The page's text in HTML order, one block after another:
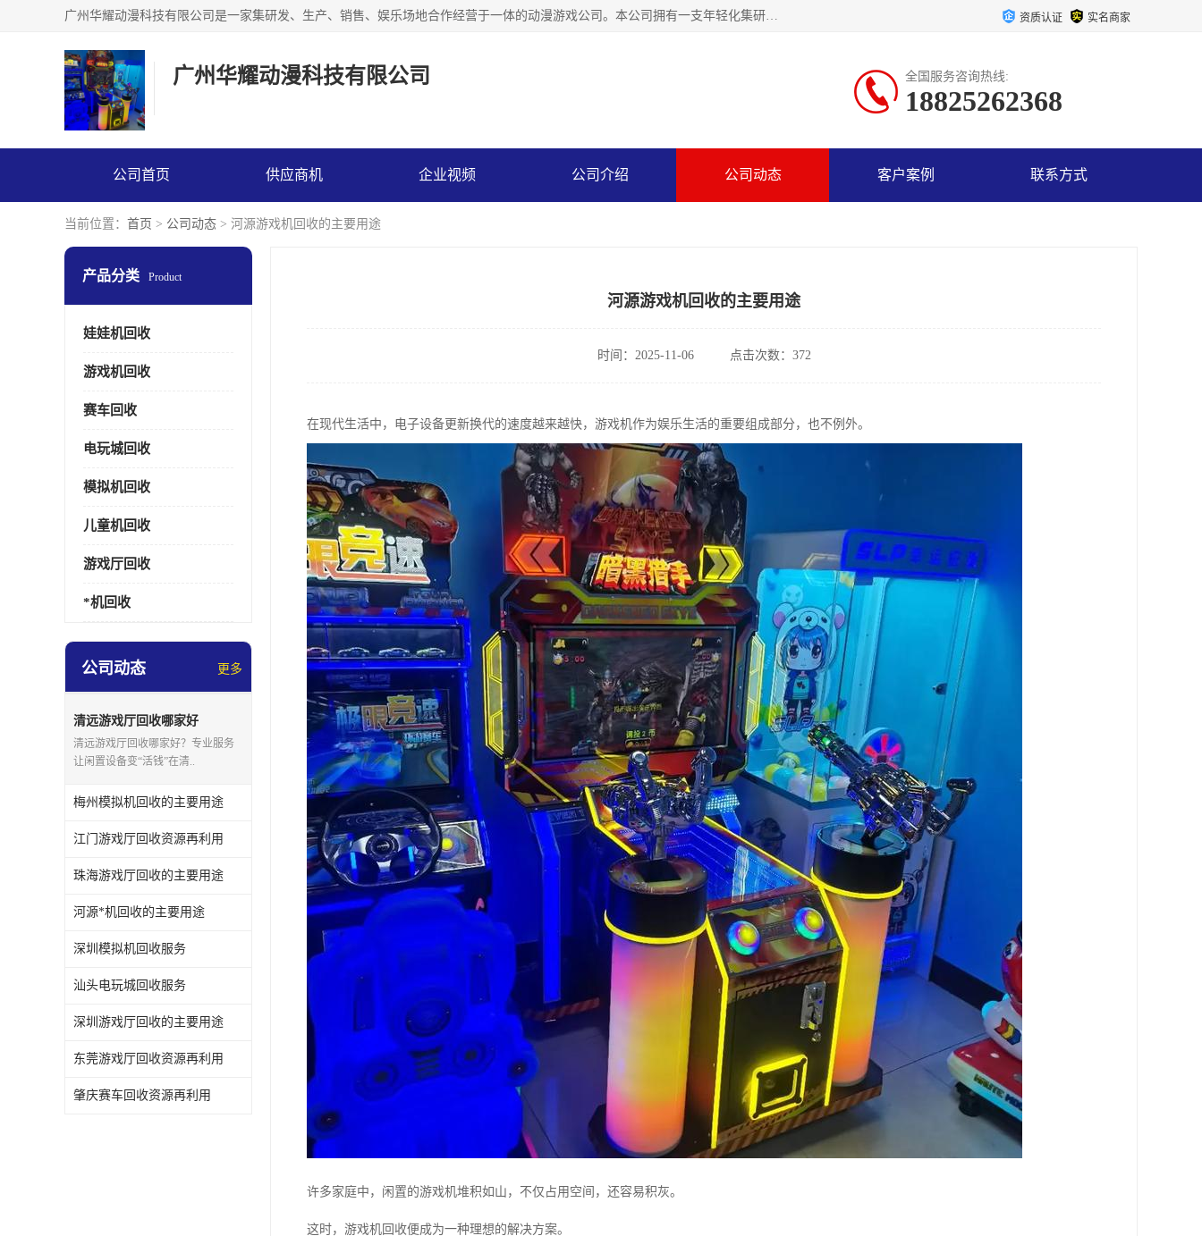
广州华耀动漫科技有限公司是一家集研发、生产、销售、娱乐场地合作经营于一体的动漫游戏公司。本公司拥有一支年轻化集研发生产到售后服务的队伍，及时地为客户提供、赚钱的产品。本公司以雄厚的实力、合理的价格、优良的服务与多家企业建立了长期的合作关系。热诚欢迎各界前来参观、考察、洽谈业务。目前公司经营的产品有：各种捕渔游戏机系列，大型模拟机系列、轮盘机系列、连线机系列、框体机系列、玛莉机系列等。 资质认证 实名商家
广州华耀动漫科技有限公司 全国服务咨询热线:
18825262368
公司首页 供应商机 企业视频 公司介绍 公司动态 客户案例 联系方式
当前位置： 首页 > 公司动态 > 河源游戏机回收的主要用途
产品分类 Product
娃娃机回收
游戏机回收
赛车回收
电玩城回收
模拟机回收
儿童机回收
游戏厅回收
*机回收
公司动态 更多
清远游戏厅回收哪家好
清远游戏厅回收哪家好？专业服务
让闲置设备变“活钱”在清..
梅州模拟机回收的主要用途
江门游戏厅回收资源再利用
珠海游戏厅回收的主要用途
河源*机回收的主要用途
深圳模拟机回收服务
汕头电玩城回收服务
深圳游戏厅回收的主要用途
东莞游戏厅回收资源再利用
肇庆赛车回收资源再利用
河源游戏机回收的主要用途
时间：2025-11-06 点击次数：372
在现代生活中，电子设备更新换代的速度越来越快，游戏机作为娱乐生活的重要组成部分，也不例外。
许多家庭中，闲置的游戏机堆积如山，不仅占用空间，还容易积灰。
这时，游戏机回收便成为一种理想的解决方案。